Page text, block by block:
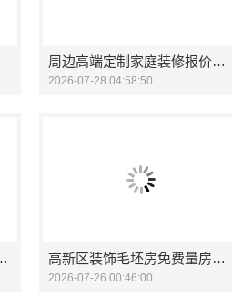
周边高端定制家庭装修报价明细，顶派全铝高端定制为您提供参考
2026-07-28 04:58:50
顶派全铝高端定制 高新区装饰毛坯房免费量房，苏州兔哥哥智装新材料有限公司贴心开局
2026-07-26 00:46:00